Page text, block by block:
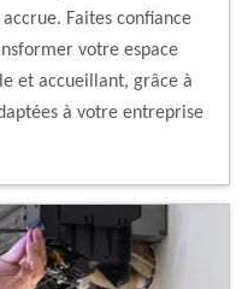
Faites confiance
votre espace
et accueillant, grâce à
à votre entreprise